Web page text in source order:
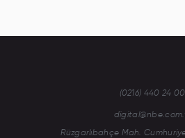
(0216) 440 24 00
Rüzgarlıbahçe Mah.